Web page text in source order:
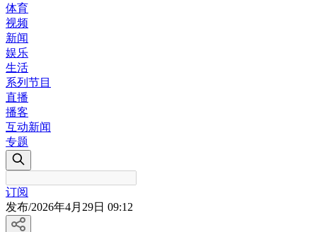
体育
视频
新闻
娱乐
生活
系列节目
直播
播客
互动新闻
专题
订阅
发布/2026年4月29日 09:12